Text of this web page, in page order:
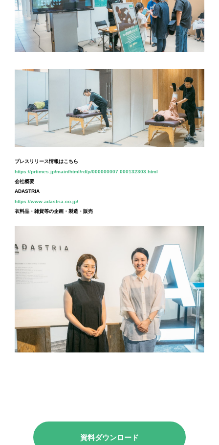
プレスリリース情報はこちら
https://prtimes.jp/main/html/rd/p/000000007.000132303.html
会社概要
ADASTRIA
https://www.adastria.co.jp/
衣料品・雑貨等の企画・製造・販売
資料ダウンロード